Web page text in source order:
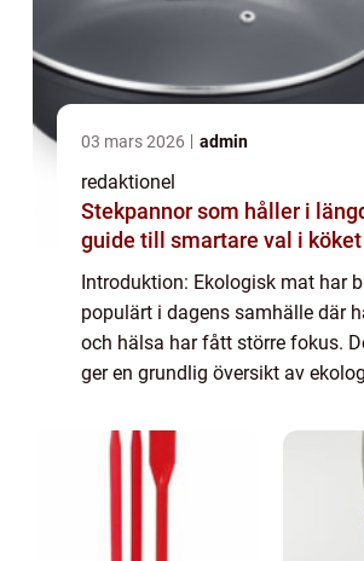
03 mars 2026 admin
redaktionel
Stekpannor som håller i
guide till smartare val i köket
Introduktion: Ekologisk mat har
populärt i dagens samhälle där
och hälsa har fått större fokus.
ger en grundlig översikt av
kvantitativa mätningar, di...